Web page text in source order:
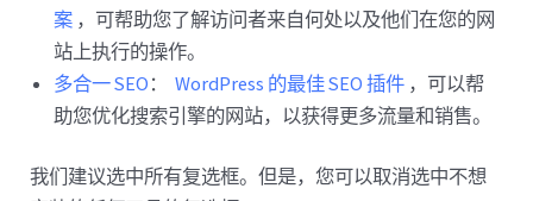
案 ，可帮助您了解访问者来自何处以及他们在您的网
站上执行的操作。
多合一 SEO ：WordPress 的最佳 SEO 插件 ，可以帮
助您优化搜索引擎的网站，以获得更多流量和销售。
我们建议选中所有复选框。但是，您可以取消选中不想